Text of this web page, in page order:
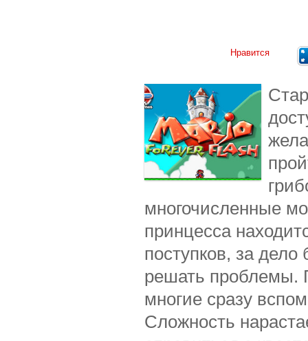
Нравится
многочисленные
принцесса
поступков, за
решать проблемы.
многие сразу
Сложность